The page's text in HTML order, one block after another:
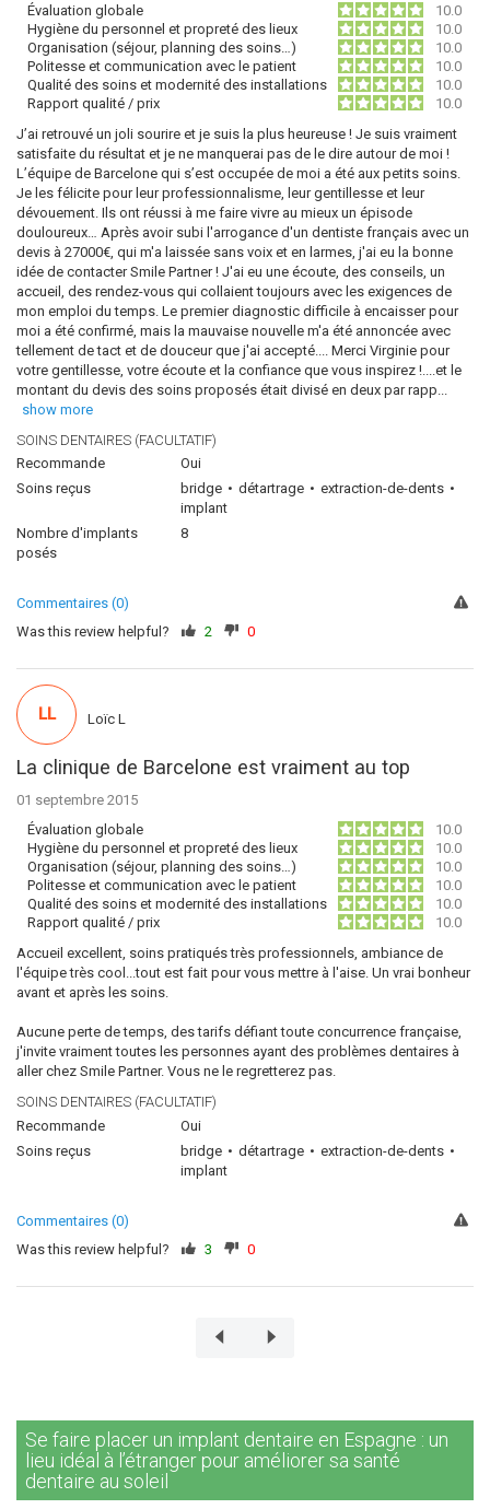
Évaluation globale
10.0
Hygiène du personnel et propreté des lieux
10.0
Organisation (séjour, planning des soins…)
10.0
Politesse et communication avec le patient
10.0
Qualité des soins et modernité des installations
10.0
Rapport qualité / prix
10.0
J’ai retrouvé un joli sourire et je suis la plus heureuse ! Je suis vraiment
satisfaite du résultat et je ne manquerai pas de le dire autour de moi !
L’équipe de Barcelone qui s’est occupée de moi a été aux petits soins.
Je les félicite pour leur professionnalisme, leur gentillesse et leur
dévouement. Ils ont réussi à me faire vivre au mieux un épisode
douloureux… Après avoir subi l'arrogance d'un dentiste français avec un
devis à 27000€, qui m'a laissée sans voix et en larmes, j'ai eu la bonne
idée de contacter Smile Partner ! J'ai eu une écoute, des conseils, un
accueil, des rendez-vous qui collaient toujours avec les exigences de
mon emploi du temps. Le premier diagnostic difficile à encaisser pour
moi a été confirmé, mais la mauvaise nouvelle m'a été annoncée avec
tellement de tact et de douceur que j'ai accepté.... Merci Virginie pour
votre gentillesse, votre écoute et la confiance que vous inspirez !....et le
montant du devis des soins proposés était divisé en deux par rapp
show more
SOINS DENTAIRES (FACULTATIF)
Recommande
Oui
Soins reçus
bridge détartrage
extraction-de-dents
implant
Nombre d'implants
posés
8
Commentaires (0)
Was this review helpful?
2 0
La clinique de Barcelone est vraiment au top
01 septembre 2015
Évaluation globale
10.0
Hygiène du personnel et propreté des lieux
10.0
Organisation (séjour, planning des soins…)
10.0
Politesse et communication avec le patient
10.0
Qualité des soins et modernité des installations
10.0
Rapport qualité / prix
10.0
Accueil excellent, soins pratiqués très professionnels, ambiance de
l'équipe très cool...tout est fait pour vous mettre à l'aise. Un vrai bonheur
avant et après les soins.
Aucune perte de temps, des tarifs défiant toute concurrence française,
j'invite vraiment toutes les personnes ayant des problèmes dentaires à
aller chez Smile Partner. Vous ne le regretterez pas.
SOINS DENTAIRES (FACULTATIF)
Recommande
Oui
Soins reçus
bridge détartrage
extraction-de-dents
implant
LL Loïc L
Commentaires (0)
Was this review helpful?
3 0
Se faire placer un implant dentaire en Espagne : un
lieu idéal à l’étranger pour améliorer sa santé
dentaire au soleil